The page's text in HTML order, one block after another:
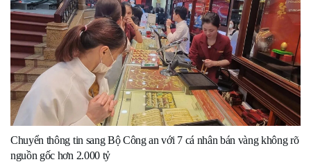
Chuyển thông tin sang Bộ Công an với 7 cá nhân bán vàng không rõ
nguồn gốc hơn 2.000 tỷ